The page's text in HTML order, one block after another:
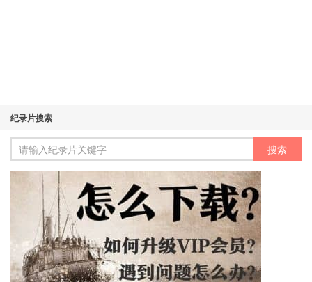
纪录片搜索